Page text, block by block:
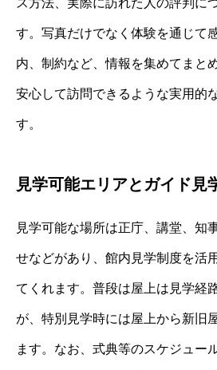
す。写真だけでなく体験を通じて
内、制約など、情報を集めてまと
安心して訪問できるような実用的
す。
見学可能エリアとガイド見
見学可能な場所は正庁、講堂、知
せなどがあり、館内見学制度を活
てくれます。普段は屋上は見学経
が、特別見学時には屋上から新旧
ます。なお、式典等のスケジュー